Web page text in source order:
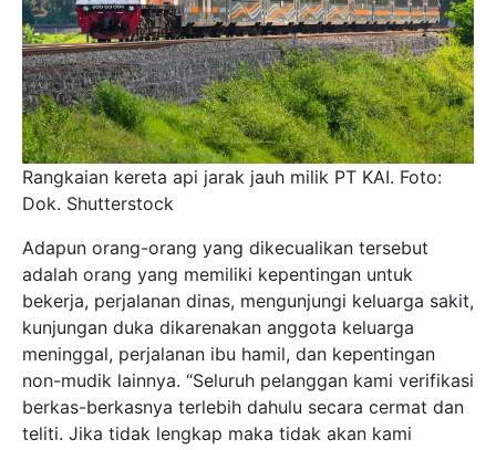
Rangkaian kereta api jarak jauh milik PT KAI. Foto:
Dok. Shutterstock
Adapun orang-orang yang dikecualikan tersebut
adalah orang yang memiliki kepentingan untuk
bekerja, perjalanan dinas, mengunjungi keluarga sakit,
kunjungan duka dikarenakan anggota keluarga
meninggal, perjalanan ibu hamil, dan kepentingan
non-mudik lainnya. “Seluruh pelanggan kami verifikasi
berkas-berkasnya terlebih dahulu secara cermat dan
teliti. Jika tidak lengkap maka tidak akan kami